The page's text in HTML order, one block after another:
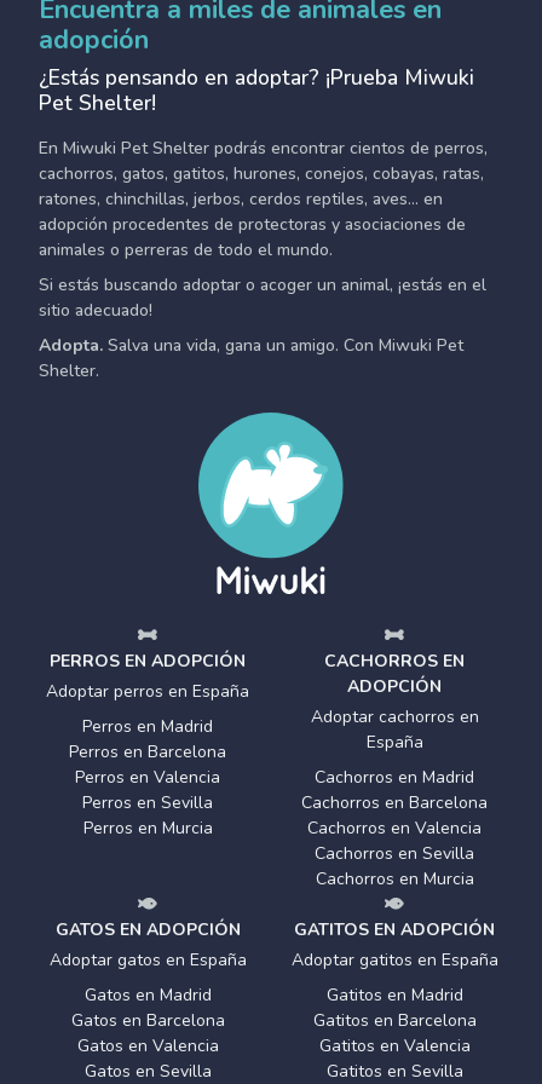
Encuentra a miles de animales en
adopción
¿Estás pensando en adoptar? ¡Prueba Miwuki
Pet Shelter!
En Miwuki Pet Shelter podrás encontrar cientos de perros,
cachorros, gatos, gatitos, hurones, conejos, cobayas, ratas,
ratones, chinchillas, jerbos, cerdos reptiles, aves... en
adopción procedentes de protectoras y asociaciones de
animales o perreras de todo el mundo.
Si estás buscando adoptar o acoger un animal, ¡estás en el
sitio adecuado!
Adopta. Salva una vida, gana un amigo. Con Miwuki Pet
Shelter.
PERROS EN ADOPCIÓN
Adoptar perros en España
Perros en Madrid
Perros en Barcelona
Perros en Valencia
Perros en Sevilla
Perros en Murcia
CACHORROS EN
ADOPCIÓN
Adoptar cachorros en
España
Cachorros en Madrid
Cachorros en Barcelona
Cachorros en Valencia
Cachorros en Sevilla
Cachorros en Murcia
GATOS EN ADOPCIÓN
Adoptar gatos en España
Gatos en Madrid
Gatos en Barcelona
Gatos en Valencia
Gatos en Sevilla
GATITOS EN ADOPCIÓN
Adoptar gatitos en España
Gatitos en Madrid
Gatitos en Barcelona
Gatitos en Valencia
Gatitos en Sevilla